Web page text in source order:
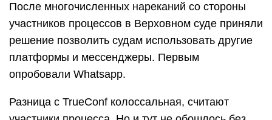
После многочисленных нареканий со стороны
участников процессов в Верховном суде приняли
решение позволить судам использовать другие
платформы и мессенджеры. Первым
опробовали Whatsapp.
Разница с TrueConf колоссальная, считают